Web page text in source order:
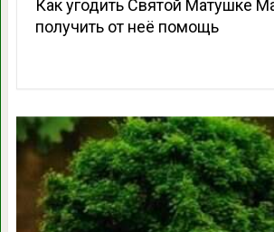
Как угодить Святой Матушке
получить от неё помощь